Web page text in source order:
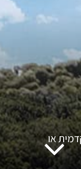
עד 480 ק״מ, וגרסאות הנעה קדמית או